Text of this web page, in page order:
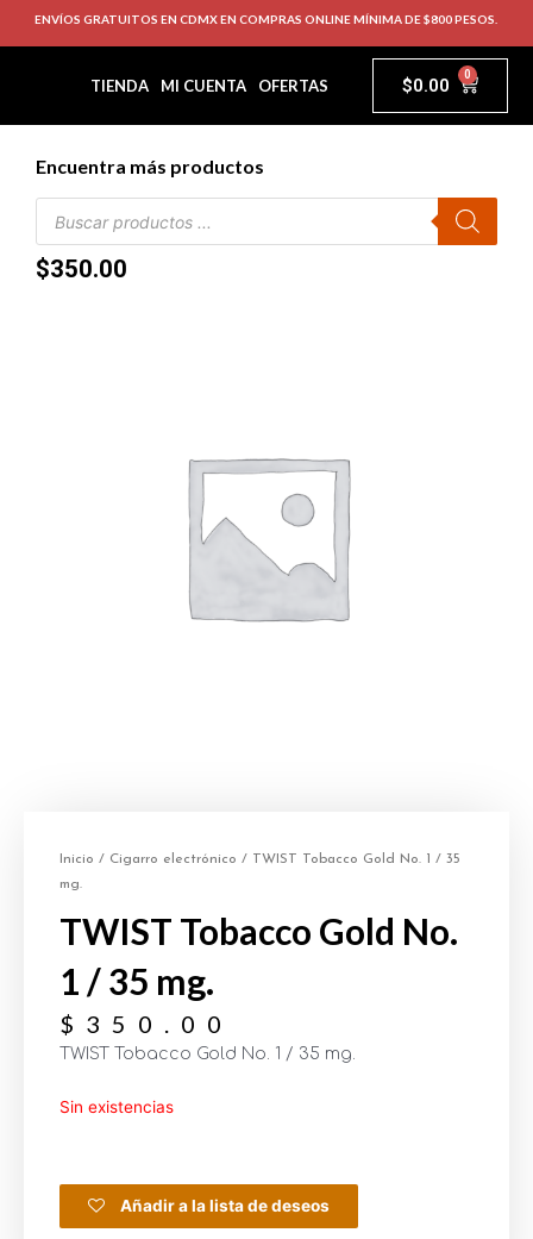
ENVÍOS GRATUITOS EN CDMX EN COMPRAS ONLINE MÍNIMA DE $800 PESOS.
TIENDA MI CUENTA OFERTAS $0.00 0
Encuentra más productos
$350.00
Inicio / Cigarro electrónico / TWIST Tobacco Gold No. 1 / 35
mg.
TWIST Tobacco Gold No.
1 / 35 mg.
$ 350.00
TWIST Tobacco Gold No. 1 / 35 mg.
Sin existencias
Añadir a la lista de deseos